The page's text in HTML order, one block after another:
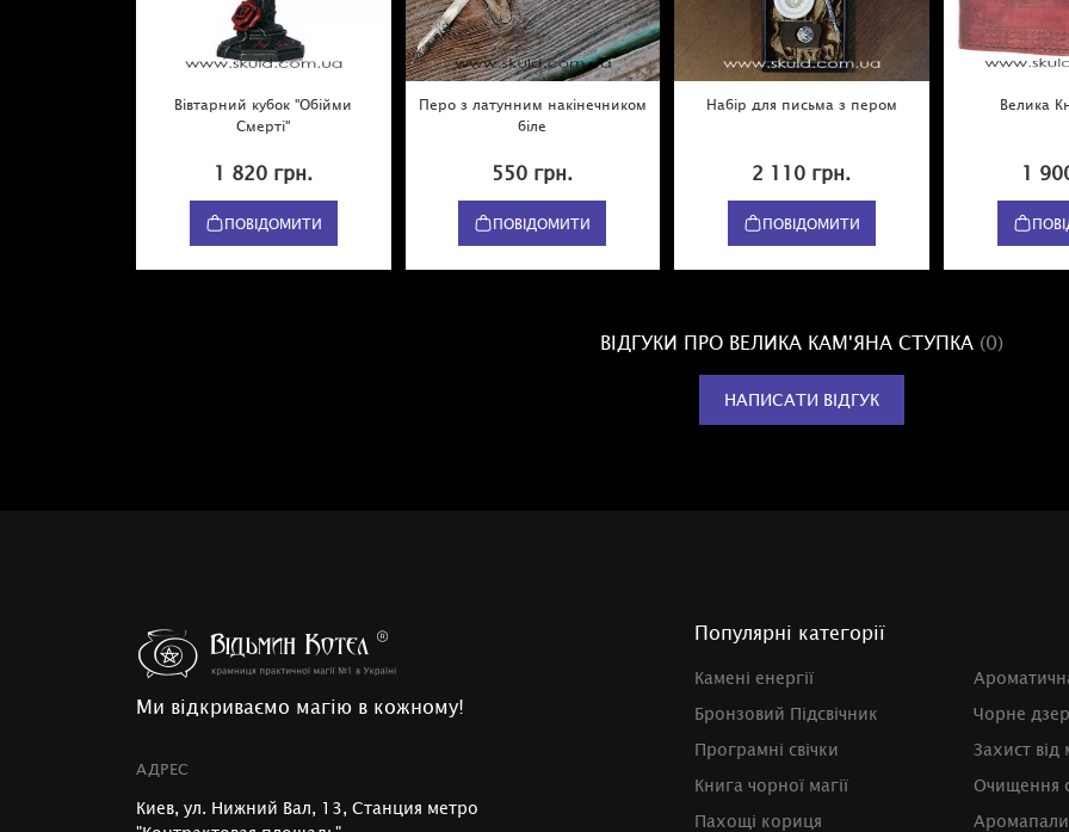
Вівтарний кубок "Обійми
Смерті"
1 820 грн.
ПОВІДОМИТИ
Перо з латунним накінечником
біле
550 грн.
ПОВІДОМИТИ
Набір для письма з пером
2 110 грн.
ПОВІДОМИТИ
Велика
1
ВІДГУКИ ПРО ВЕЛИКА КАМ'ЯНА СТУПКА (0)
НАПИСАТИ ВІДГУК
Ми відкриваємо магію в кожному!
АДРЕС
Киев, ул. Нижний Вал, 13, Станция метро
Популярні категорії
Камені енергії
Бронзовий Підсвічник
Чорне
Програмні свічки
Захист від
Книга чорної магії
Очищення
Пахощі кориця